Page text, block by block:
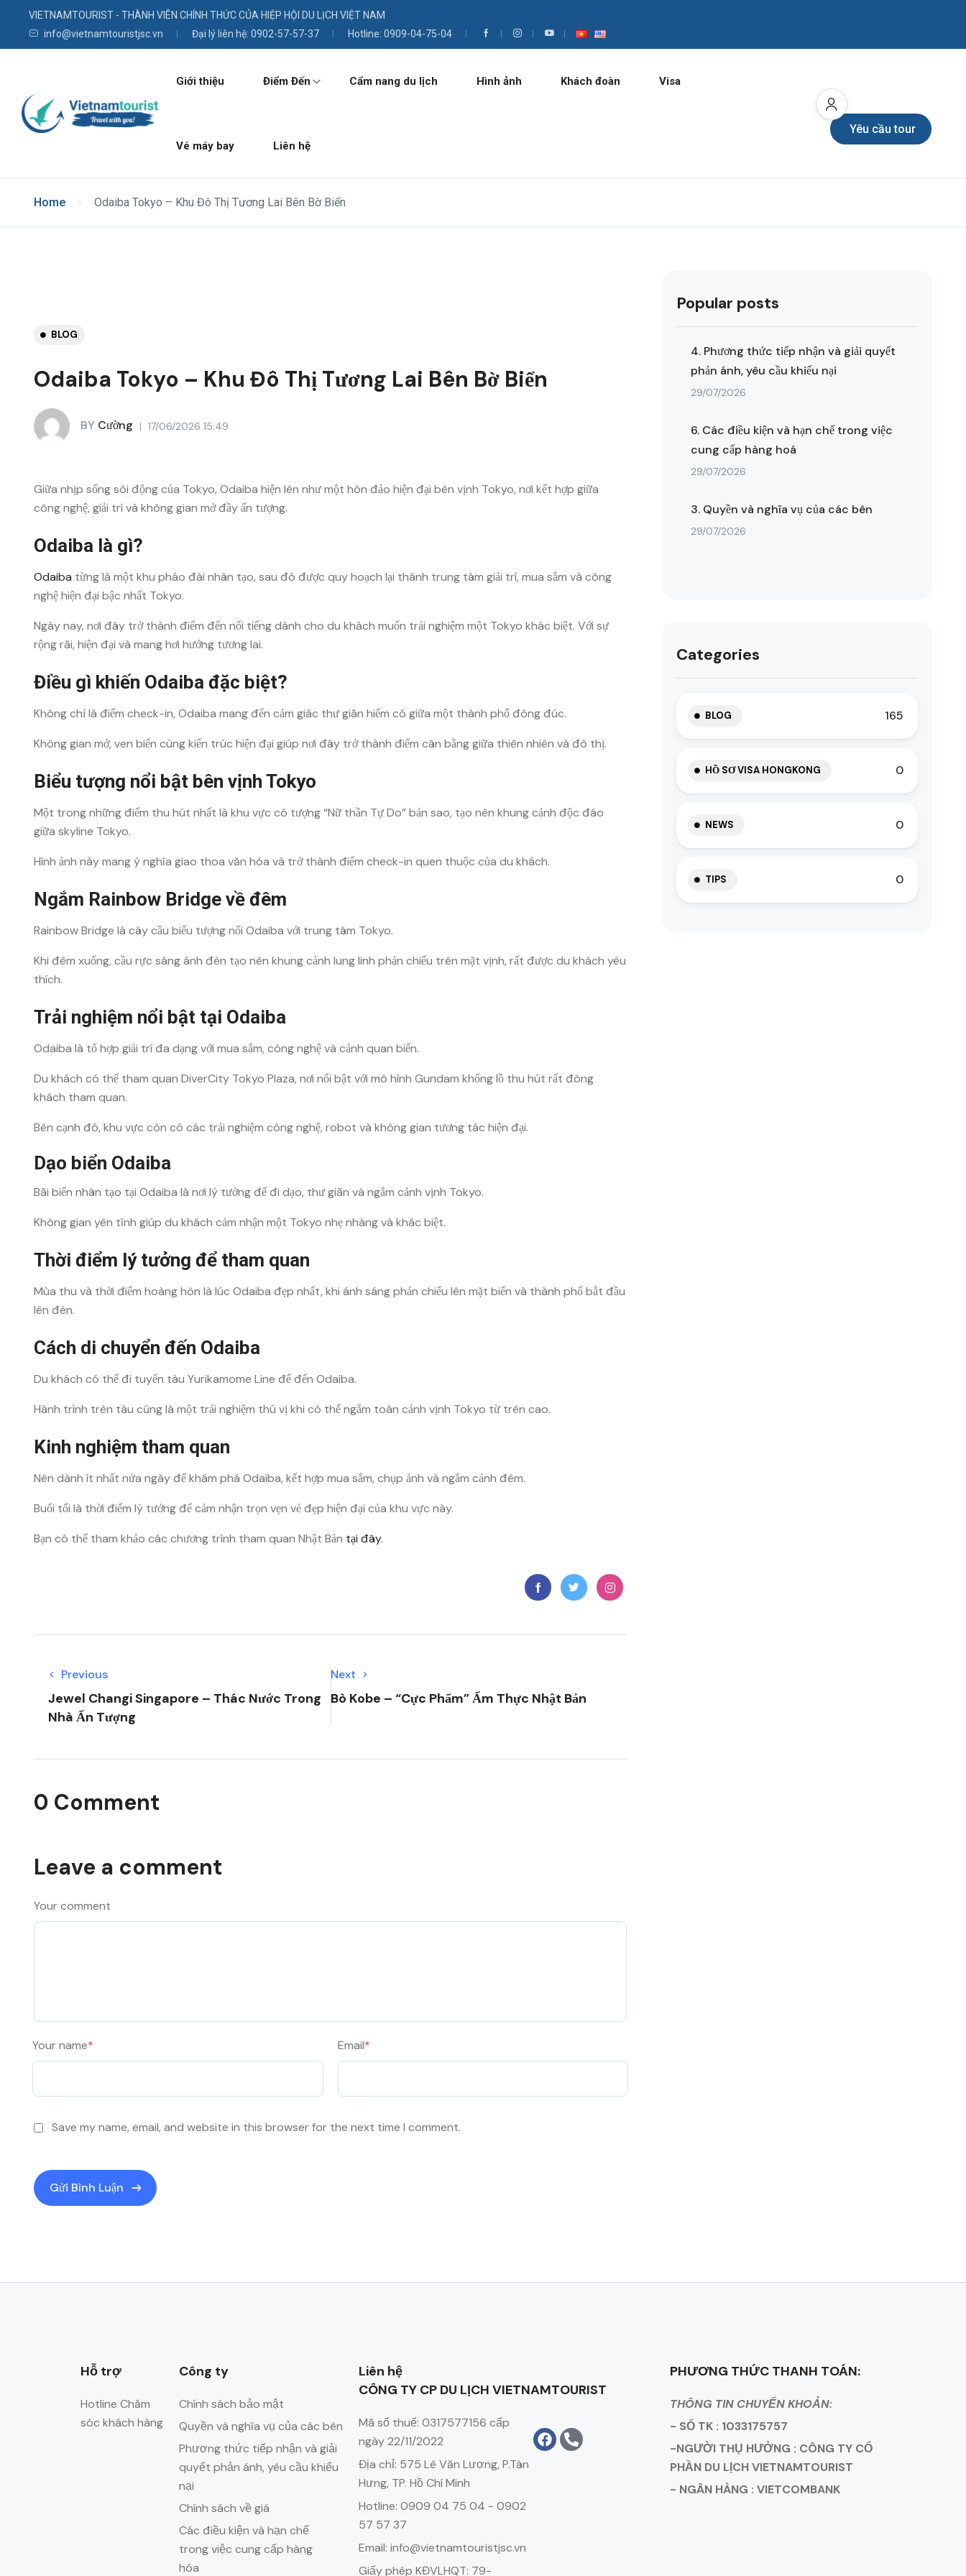
VIETNAMTOURIST - THÀNH VIÊN CHÍNH THỨC CỦA HIỆP HỘI DU LỊCH VIỆT NAM
info@vietnamtouristjsc.vn
Đại lý liên hệ: 0902-57-57-37 Hotline: 0909-04-75-04
Giới thiệu Điểm Đến Cẩm nang du lịch Hình ảnh Khách đoàn Visa
Vé máy bay Liên hệ
Yêu cầu tour
Home Odaiba Tokyo – Khu Đô Thị Tương Lai Bên Bờ Biển
BLOG
Odaiba Tokyo – Khu Đô Thị Tương Lai Bên Bờ Biển
BY Cường 17/06/2026 15:49
Giữa nhịp sống sôi động của Tokyo, Odaiba hiện lên như một hòn đảo hiện đại bên vịnh Tokyo, nơi kết hợp giữa
công nghệ, giải trí và không gian mở đầy ấn tượng.
Odaiba là gì?
Odaiba từng là một khu pháo đài nhân tạo, sau đó được quy hoạch lại thành trung tâm giải trí, mua sắm và công
nghệ hiện đại bậc nhất Tokyo.
Ngày nay, nơi đây trở thành điểm đến nổi tiếng dành cho du khách muốn trải nghiệm một Tokyo khác biệt. Với sự
rộng rãi, hiện đại và mang hơi hướng tương lai.
Điều gì khiến Odaiba đặc biệt?
Không chỉ là điểm check-in, Odaiba mang đến cảm giác thư giãn hiếm có giữa một thành phố đông đúc.
Không gian mở, ven biển cùng kiến trúc hiện đại giúp nơi đây trở thành điểm cân bằng giữa thiên nhiên và đô thị.
Biểu tượng nổi bật bên vịnh Tokyo
Một trong những điểm thu hút nhất là khu vực có tượng “Nữ thần Tự Do” bản sao, tạo nên khung cảnh độc đáo
giữa skyline Tokyo.
Hình ảnh này mang ý nghĩa giao thoa văn hóa và trở thành điểm check-in quen thuộc của du khách.
Ngắm Rainbow Bridge về đêm
Rainbow Bridge là cây cầu biểu tượng nối Odaiba với trung tâm Tokyo.
Khi đêm xuống, cầu rực sáng ánh đèn tạo nên khung cảnh lung linh phản chiếu trên mặt vịnh, rất được du khách yêu
thích.
Trải nghiệm nổi bật tại Odaiba
Odaiba là tổ hợp giải trí đa dạng với mua sắm, công nghệ và cảnh quan biển.
Du khách có thể tham quan DiverCity Tokyo Plaza, nơi nổi bật với mô hình Gundam khổng lồ thu hút rất đông
khách tham quan.
Bên cạnh đó, khu vực còn có các trải nghiệm công nghệ, robot và không gian tương tác hiện đại.
Dạo biển Odaiba
Bãi biển nhân tạo tại Odaiba là nơi lý tưởng để đi dạo, thư giãn và ngắm cảnh vịnh Tokyo.
Không gian yên tĩnh giúp du khách cảm nhận một Tokyo nhẹ nhàng và khác biệt.
Thời điểm lý tưởng để tham quan
Mùa thu và thời điểm hoàng hôn là lúc Odaiba đẹp nhất, khi ánh sáng phản chiếu lên mặt biển và thành phố bắt đầu
lên đèn.
Cách di chuyển đến Odaiba
Du khách có thể đi tuyến tàu Yurikamome Line để đến Odaiba.
Hành trình trên tàu cũng là một trải nghiệm thú vị khi có thể ngắm toàn cảnh vịnh Tokyo từ trên cao.
Kinh nghiệm tham quan
Nên dành ít nhất nửa ngày để khám phá Odaiba, kết hợp mua sắm, chụp ảnh và ngắm cảnh đêm.
Buổi tối là thời điểm lý tưởng để cảm nhận trọn vẹn vẻ đẹp hiện đại của khu vực này.
Bạn có thể tham khảo các chương trình tham quan Nhật Bản tại đây.
Previous
Jewel Changi Singapore – Thác Nước Trong
Nhà Ấn Tượng
Next
Bò Kobe – “Cực Phẩm” Ẩm Thực Nhật Bản
0 Comment
Leave a comment
Your comment
Your name* Email*
Save my name, email, and website in this browser for the next time I comment.
Popular posts
4. Phương thức tiếp nhận và giải quyết
phản ánh, yêu cầu khiếu nại
29/07/2026
6. Các điều kiện và hạn chế trong việc
cung cấp hàng hoá
29/07/2026
3. Quyền và nghĩa vụ của các bên
29/07/2026
Categories
BLOG 165
HỒ SƠ VISA HONGKONG 0
NEWS 0
TIPS 0
Hỗ trợ
Hotline Chăm
sóc khách hàng
Công ty
Chính sách bảo mật
Quyền và nghĩa vụ của các bên
Phương thức tiếp nhận và giải
quyết phản ánh, yêu cầu khiếu
nại
Chính sách về giá
Các điều kiện và hạn chế
trong việc cung cấp hàng
hóa
Liên hệ
CÔNG TY CP DU LỊCH VIETNAMTOURIST
Mã số thuế: 0317577156 cấp
ngày 22/11/2022
Địa chỉ: 575 Lê Văn Lương, P.Tân
Hưng, TP. Hồ Chí Minh
Hotline: 0909 04 75 04 - 0902
57 57 37
Email: info@vietnamtouristjsc.vn
Giấy phép KĐVLHQT: 79-
PHƯƠNG THỨC THANH TOÁN:
THÔNG TIN CHUYỂN KHOẢN:
- SỐ TK : 1033175757
-NGƯỜI THỤ HƯỞNG : CÔNG TY CỔ
PHẦN DU LỊCH VIETNAMTOURIST
- NGÂN HÀNG : VIETCOMBANK